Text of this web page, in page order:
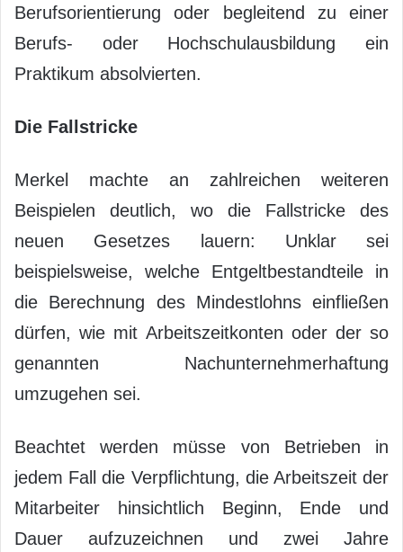
Berufsorientierung oder begleitend zu einer
Berufs- oder Hochschulausbildung ein
Praktikum absolvierten.
Die Fallstricke
Merkel machte an zahlreichen weiteren
Beispielen deutlich, wo die Fallstricke des
neuen Gesetzes lauern: Unklar sei
beispielsweise, welche Entgeltbestandteile in
die Berechnung des Mindestlohns einfließen
dürfen, wie mit Arbeitszeitkonten oder der so
genannten Nachunternehmerhaftung
umzugehen sei.
Beachtet werden müsse von Betrieben in
jedem Fall die Verpflichtung, die Arbeitszeit der
Mitarbeiter hinsichtlich Beginn, Ende und
Dauer aufzuzeichnen und zwei Jahre